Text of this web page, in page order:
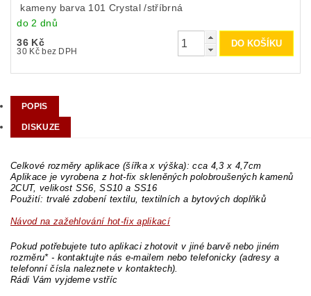
kameny barva 101 Crystal /stříbrná
do 2 dnů
36 Kč
30 Kč bez DPH
POPIS
DISKUZE
Celkové rozměry aplikace (šířka x výška): cca 4,3 x 4,7cm
Aplikace je vyrobena z hot-fix skleněných polobroušených kamenů
2CUT, velikost SS6, SS10 a SS16
Použití: trvalé zdobení textilu, textilních a bytových doplňků
Návod na zažehlování hot-fix aplikací
Pokud potřebujete tuto aplikaci zhotovit v jiné barvě nebo jiném
rozměru* - kontaktujte nás e-mailem nebo telefonicky (adresy a
telefonní čísla naleznete v kontaktech).
Rádi Vám vyjdeme vstříc